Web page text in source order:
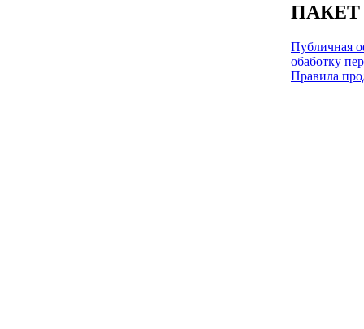
Публичная
обаботку
Правила